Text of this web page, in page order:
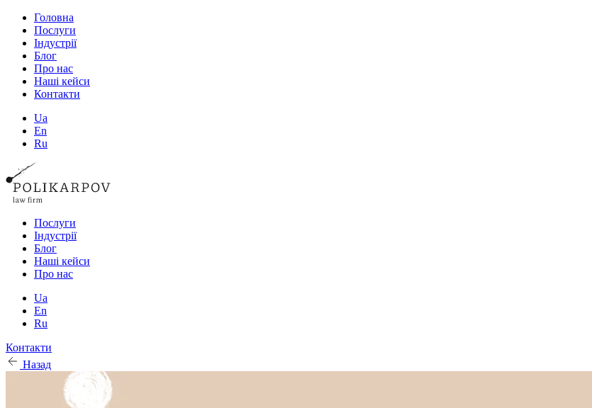
Головна
Послуги
Індустрії
Блог
Про нас
Наші кейси
Контакти
Ua
En
Ru
Послуги
Індустрії
Блог
Наші кейси
Про нас
Ua
En
Ru
Контакти
Назад